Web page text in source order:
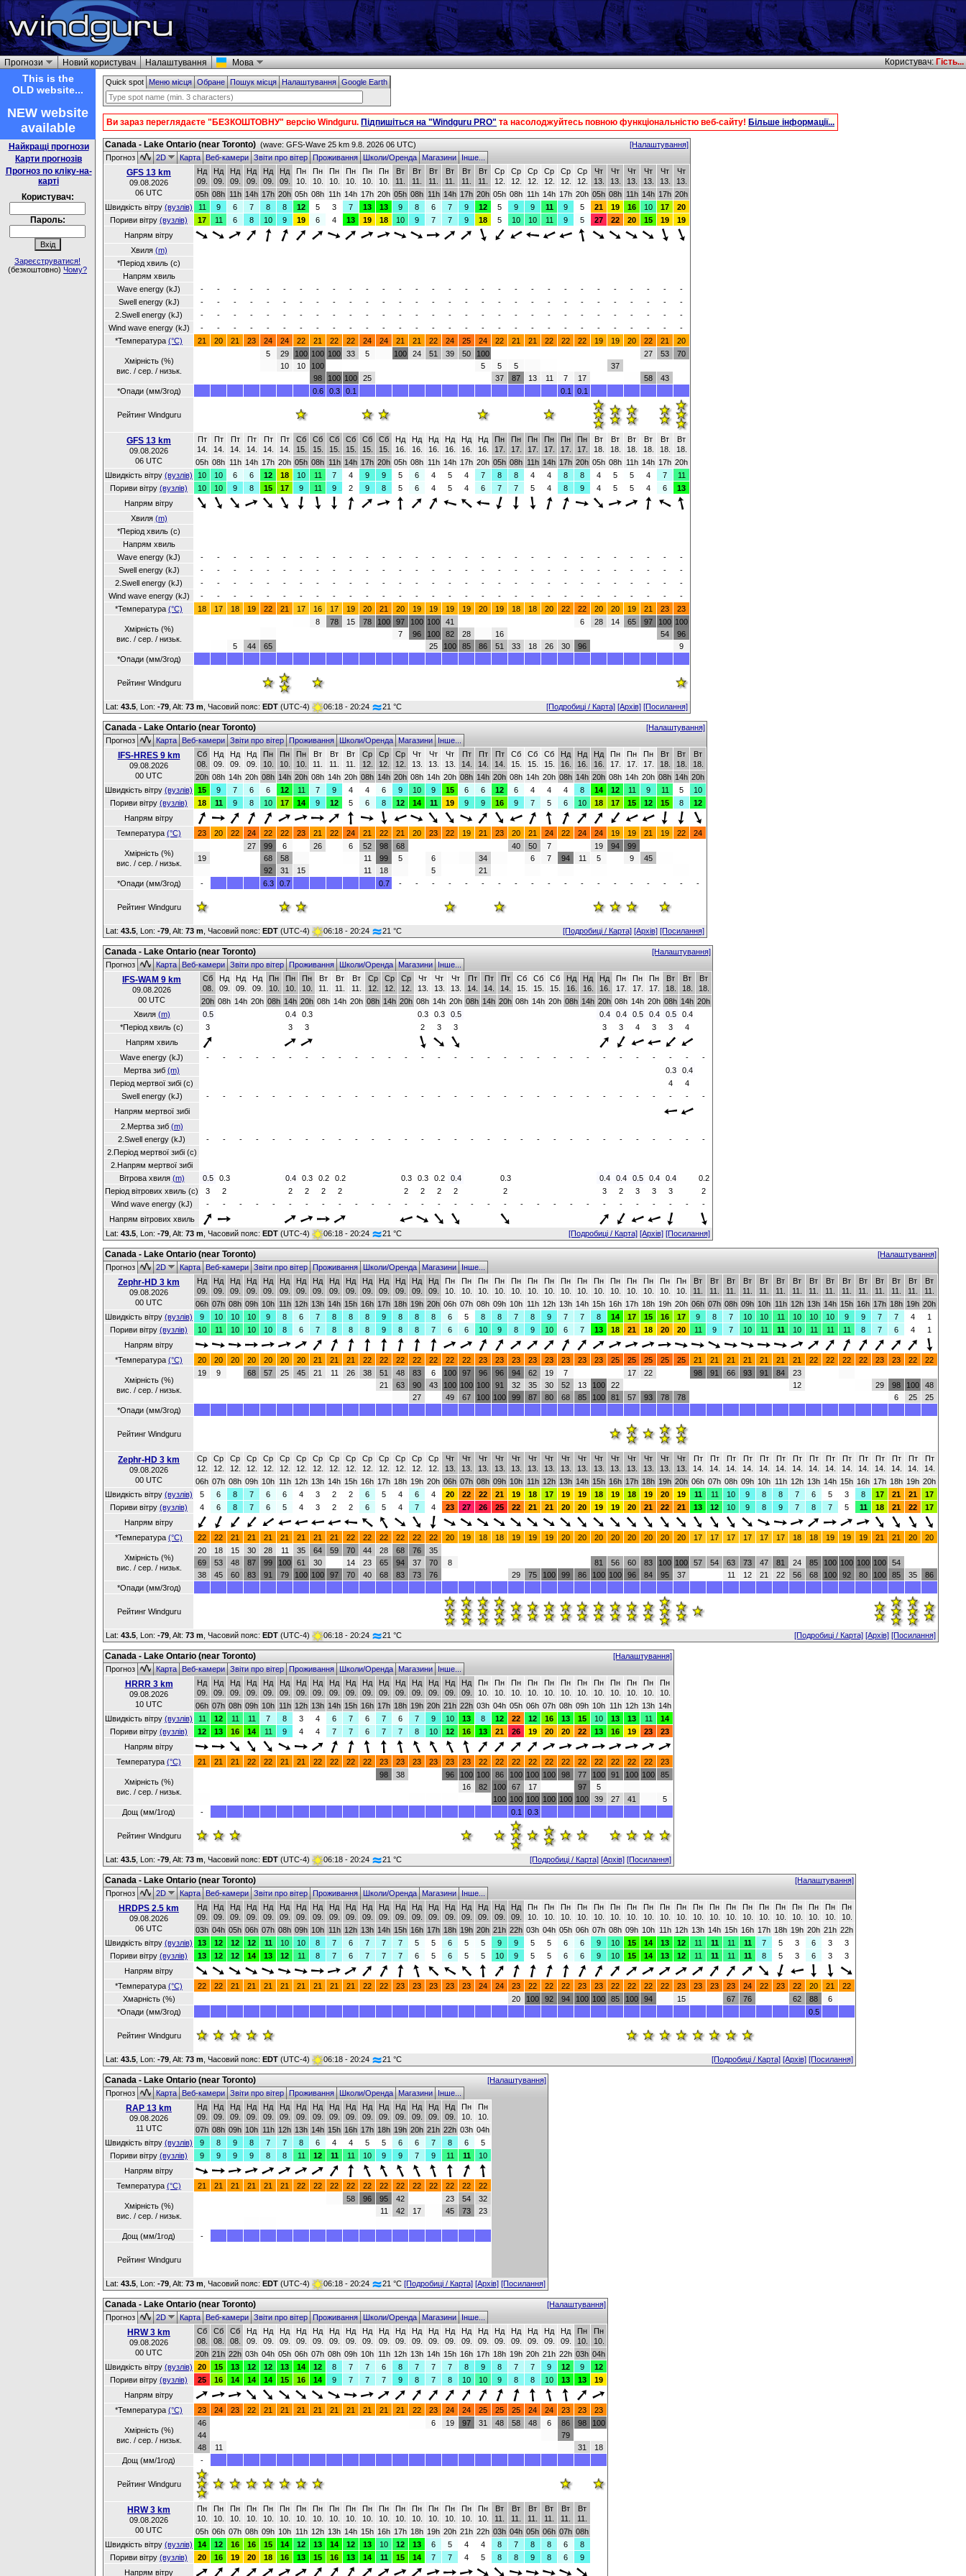
Прогнози Новий користувач Налаштування Мова Користувач:Гість...
This is the
OLD website...
NEW website
available
Найкращі прогнози
Карти прогнозів
Прогноз по кліку-на-
карті
Користувач:
Пароль:
Зареєструватися!
(безкоштовно) Чому?
Quick spot Меню місцяОбранеПошук місцяНалаштуванняGoogle Earth
Ви зараз переглядаєте "БЕЗКОШТОВНУ" версію Windguru. Підпишіться на "Windguru PRO" та насолоджуйтесь повною функціональністю веб-сайту! Більше інформації...
Canada - Lake Ontario (near Toronto) (wave: GFS-Wave 25 km 9.8. 2026 06 UTC)
[Налаштування]
Прогноз
2D КартаВеб-камериЗвіти про вітерПроживанняШколи/ОрендаМагазиниІнше...
GFS 13 km
09.08.2026
06 UTC
Нд
09.
Нд
09.
Нд
09.
Нд
09.
Нд
09.
Нд
09.
Пн
10.
Пн
10.
Пн
10.
Пн
10.
Пн
10.
Пн
10.
Вт
11.
Вт
11.
Вт
11.
Вт
11.
Вт
11.
Вт
11.
Ср
12.
Ср
12.
Ср
12.
Ср
12.
Ср
12.
Ср
12.
Чт
13.
Чт
13.
Чт
13.
Чт
13.
Чт
13.
Чт
13.
05h 08h 11h 14h 17h 20h 05h 08h 11h 14h 17h 20h 05h 08h 11h 14h 17h 20h 05h 08h 11h 14h 17h 20h 05h 08h 11h 14h 17h 20h
Швидкість вітру (вузлів) 11 9 6 7 8 8 12 5 3 7 13 13 9 8 6 7 9 12 5 9 9 11 9 5 21 19 16 10 17
20
Пориви вітру (вузлів) 17 11 6 8 10 9 19 6 4 13 19 18 10 9 7 7 9 18 5 10 10 11 9 5 27 22 20 15 19
19
Напрям вітру
Хвиля (m)
*Період хвиль (с)
Напрям хвиль
Wave energy (kJ)
- - - - - - - - - - - - - - - - - - - - - - - - - - - - -
-
Swell energy (kJ)
- - - - - - - - - - - - - - - - - - - - - - - - - - - - -
-
2.Swell energy (kJ)
- - - - - - - - - - - - - - - - - - - - - - - - - - - - -
-
Wind wave energy (kJ)
- - - - - - - - - - - - - - - - - - - - - - - - - - - - -
-
*Температура (°C) 21 20 21 23 24 24 22 21 22 22 24 24 21 21 22 24 25 24 22 21 21 22 22 22 19 19 20 22 21 20
Хмірність (%)
вис. / сер. / низьк.
5
29
10
100
10
100
100
98
100
100
33
100
5
25
100 24 51 39 50
100
5
5
37
5
87
13 11 7 17
37
27
58
53
43
70
*Опади (мм/3год) 0.6 0.3 0.1 0.1 0.1
Рейтинг Windguru
GFS 13 km
09.08.2026
06 UTC
Пт
14.
Пт
14.
Пт
14.
Пт
14.
Пт
14.
Пт
14.
Сб
15.
Сб
15.
Сб
15.
Сб
15.
Сб
15.
Сб
15.
Нд
16.
Нд
16.
Нд
16.
Нд
16.
Нд
16.
Нд
16.
Пн
17.
Пн
17.
Пн
17.
Пн
17.
Пн
17.
Пн
17.
Вт
18.
Вт
18.
Вт
18.
Вт
18.
Вт
18.
Вт
18.
05h 08h 11h 14h 17h 20h 05h 08h 11h 14h 17h 20h 05h 08h 11h 14h 17h 20h 05h 08h 11h 14h 17h 20h 05h 08h 11h 14h 17h 20h
Швидкість вітру (вузлів) 10 10 6 6 12 18 10 11 7 4 9 9 5 6 4 5 4 7 8 8 4 4 8 8 4 5 5 4 7
11
Пориви вітру (вузлів) 10 10 9 8 15 17 9 11 9 2 9 8 5 6 4 5 4 6 7 7 5 4 8 9 4 5 5 4 6
13
Напрям вітру
Хвиля (m)
*Період хвиль (с)
Напрям хвиль
Wave energy (kJ)
- - - - - - - - - - - - - - - - - - - - - - - - - - - - -
-
Swell energy (kJ)
- - - - - - - - - - - - - - - - - - - - - - - - - - - - -
-
2.Swell energy (kJ)
- - - - - - - - - - - - - - - - - - - - - - - - - - - - -
-
Wind wave energy (kJ)
- - - - - - - - - - - - - - - - - - - - - - - - - - - - -
-
*Температура (°C) 18 17 18 19 22 21 17 16 17 19 20 21 20 19 19 19 19 20 19 18 18 20 22 22 20 20 19 21 23 23
Хмірність (%)
вис. / сер. / низьк.
5
44 65
8 78 15 78 100
97
7
100
96
100
100
25
41
82
100
28
85
86
16
51
33 18 26 30
6
96
28 14 65 97
100
54
100
96
9
*Опади (мм/3год)
Рейтинг Windguru
Lat: 43.5 , Lon: -79 Alt: 73 m , Часовий пояс: EDT (UTC-4) 06:18 - 20:24 21 °C [Подробиці / Карта] [Архів] [Посилання]
Canada - Lake Ontario (near Toronto)
[Налаштування]
Прогноз
КартаВеб-камериЗвіти про вітерПроживанняШколи/ОрендаМагазиниІнше...
IFS-HRES 9 km
09.08.2026
00 UTC
Сб
08.
Нд
09.
Нд
09.
Нд
09.
Пн
10.
Пн
10.
Пн
10.
Вт
11.
Вт
11.
Вт
11.
Ср
12.
Ср
12.
Ср
12.
Чт
13.
Чт
13.
Чт
13.
Пт
14.
Пт
14.
Пт
14.
Сб
15.
Сб
15.
Сб
15.
Нд
16.
Нд
16.
Нд
16.
Пн
17.
Пн
17.
Пн
17.
Вт
18.
Вт
18.
Вт
18.
20h 08h 14h 20h 08h 14h 20h 08h 14h 20h 08h 14h 20h 08h 14h 20h 08h 14h 20h 08h 14h 20h 08h 14h 20h 08h 14h 20h 08h 14h 20h
Швидкість вітру (вузлів) 15 9 7 6 6 12 11 7 9 4 4 6 9 10 9 15 6 6 12 6 4 4 4 8 14 12 11 9 11 5
10
Пориви вітру (вузлів) 18 11 9 8 10 17 14 9 12 5 6 8 12 14 11 19 9 9 16 9 7 5 6 10 18 17 15 12 15 8
12
Напрям вітру
Температура (°C) 23 20 22 24 22 22 23 21 22 24 21 22 21 20 23 22 19 21 23 20 21 24 22 24 24 19 19 21 19 22 24
Хмірність (%)
вис. / сер. / низьк.
19
27
99
68
92
6
58
31
15
26 6
52
11
11
98
99
18
68
5
6
5
34
21
40
50
6
7
7
94 11
19
5
94
99
9
45
*Опади (мм/3год) - 6.3 0.7 0.7 - - - - - - - - - - - - - - - - - - -
Рейтинг Windguru
Lat: 43.5 , Lon: -79 Alt: 73 m , Часовий пояс: EDT (UTC-4) 06:18 - 20:24 21 °C [Подробиці / Карта] [Архів] [Посилання]
Canada - Lake Ontario (near Toronto)
[Налаштування]
Прогноз
КартаВеб-камериЗвіти про вітерПроживанняШколи/ОрендаМагазиниІнше...
IFS-WAM 9 km
09.08.2026
00 UTC
Сб
08.
Нд
09.
Нд
09.
Нд
09.
Пн
10.
Пн
10.
Пн
10.
Вт
11.
Вт
11.
Вт
11.
Ср
12.
Ср
12.
Ср
12.
Чт
13.
Чт
13.
Чт
13.
Пт
14.
Пт
14.
Пт
14.
Сб
15.
Сб
15.
Сб
15.
Нд
16.
Нд
16.
Нд
16.
Пн
17.
Пн
17.
Пн
17.
Вт
18.
Вт
18.
Вт
18.
20h 08h 14h 20h 08h 14h 20h 08h 14h 20h 08h 14h 20h 08h 14h 20h 08h 14h 20h 08h 14h 20h 08h 14h 20h 08h 14h 20h 08h 14h 20h
Хвиля (m) 0.5 0.4 0.3 0.3 0.3 0.5 0.4 0.4 0.5 0.4 0.5
0.4
*Період хвиль (с)
3 3 3 2 3 3 3 3 4 3 3
4
Напрям хвиль
Wave energy (kJ)
- - - - - - - - - - - - - - - - - - - - - - - - - - - - - -
-
Мертва зиб (m) 0.3
0.4
Період мертвої зибі (с)
4
4
Swell energy (kJ)
- - - - - - - - - - - - - - - - - - - - - - - - - - - - - -
-
Напрям мертвої зибі
2.Мертва зиб (m)
2.Swell energy (kJ)
- - - - - - - - - - - - - - - - - - - - - - - - - - - - - -
-
2.Період мертвої зибі (с)
2.Напрям мертвої зибі
Вітрова хвиля (m) 0.5 0.3 0.4 0.3 0.2 0.2 0.3 0.3 0.2 0.4 0.3 0.4 0.4 0.5 0.4 0.4
0.2
Період вітрових хвиль (с)
3 2 2 2 2 2 2 2 2 2 2 3 2 3 3 3
2
Wind wave energy (kJ)
- - - - - - - - - - - - - - - - - - - - - - - - - - - - - -
-
Напрям вітрових хвиль
Lat: 43.5 , Lon: -79 Alt: 73 m , Часовий пояс: EDT (UTC-4) 06:18 - 20:24 21 °C [Подробиці / Карта] [Архів] [Посилання]
Canada - Lake Ontario (near Toronto)
[Налаштування]
Прогноз
2D КартаВеб-камериЗвіти про вітерПроживанняШколи/ОрендаМагазиниІнше...
Zephr-HD 3 km
09.08.2026
00 UTC
Нд
09.
Нд
09.
Нд
09.
Нд
09.
Нд
09.
Нд
09.
Нд
09.
Нд
09.
Нд
09.
Нд
09.
Нд
09.
Нд
09.
Нд
09.
Нд
09.
Нд
09.
Пн
10.
Пн
10.
Пн
10.
Пн
10.
Пн
10.
Пн
10.
Пн
10.
Пн
10.
Пн
10.
Пн
10.
Пн
10.
Пн
10.
Пн
10.
Пн
10.
Пн
10.
Вт
11.
Вт
11.
Вт
11.
Вт
11.
Вт
11.
Вт
11.
Вт
11.
Вт
11.
Вт
11.
Вт
11.
Вт
11.
Вт
11.
Вт
11.
Вт
11.
Вт
11.
06h 07h 08h 09h 10h 11h 12h 13h 14h 15h 16h 17h 18h 19h 20h 06h 07h 08h 09h 10h 11h 12h 13h 14h 15h 16h 17h 18h 19h 20h 06h 07h 08h 09h 10h 11h 12h 13h 14h 15h 16h 17h 18h 19h 20h
Швидкість вітру (вузлів) 9 10 10 10 9 8 6 7 8 8 8 9 8 8 8 6 5 8 8 7 8 9 7 7 8 14 17 15 16 17 9 8 7 10 10 11 10 10 10 9 9 7 7 4
1
Пориви вітру (вузлів) 10 11 10 10 10 8 6 7 8 8 8 9 8 8 7 6 6 10 9 8 9 10 6 7 13 18 21 18 20 20 11 9 7 10 11 11 10 11 11 11 8 7 6 4
1
Напрям вітру
*Температура (°C) 20 20 20 20 20 20 20 21 21 21 22 22 22 22 22 22 22 23 23 23 23 23 23 23 23 25 25 25 25 25 21 21 21 21 21 21 21 22 22 22 22 23 23 22 22
Хмірність (%)
вис. / сер. / низьк.
19 9 68 57 25 45 21 11 26 38
51
21
48
63
83
90
27
6
43
100
100
49
97
100
67
96
100
100
96
91
100
94
32
99
62
35
87
19
30
80
7
52
68
13
85
100
100
22
81
17
57
22
93 78 78
98 91 66 93 91 84
23
12
29
98
6
100
25
48
25
*Опади (мм/3год)
Рейтинг Windguru
Zephr-HD 3 km
09.08.2026
00 UTC
Ср
12.
Ср
12.
Ср
12.
Ср
12.
Ср
12.
Ср
12.
Ср
12.
Ср
12.
Ср
12.
Ср
12.
Ср
12.
Ср
12.
Ср
12.
Ср
12.
Ср
12.
Чт
13.
Чт
13.
Чт
13.
Чт
13.
Чт
13.
Чт
13.
Чт
13.
Чт
13.
Чт
13.
Чт
13.
Чт
13.
Чт
13.
Чт
13.
Чт
13.
Чт
13.
Пт
14.
Пт
14.
Пт
14.
Пт
14.
Пт
14.
Пт
14.
Пт
14.
Пт
14.
Пт
14.
Пт
14.
Пт
14.
Пт
14.
Пт
14.
Пт
14.
Пт
14.
06h 07h 08h 09h 10h 11h 12h 13h 14h 15h 16h 17h 18h 19h 20h 06h 07h 08h 09h 10h 11h 12h 13h 14h 15h 16h 17h 18h 19h 20h 06h 07h 08h 09h 10h 11h 12h 13h 14h 15h 16h 17h 18h 19h 20h
Швидкість вітру (вузлів) 5 6 8 7 6 6 4 3 2 2 6 5 4 6 4 20 22 22 21 19 18 17 19 19 18 19 18 19 20 19 11 11 10 9 8 8 7 6 5 3 8 17 21 21
17
Пориви вітру (вузлів) 4 6 8 7 6 5 4 3 2 2 6 5 4 7 4 23 27 26 25 22 21 21 20 20 19 19 20 21 22 21 13 12 10 9 8 9 7 8 7 5 11 18 21 22
17
Напрям вітру
*Температура (°C) 22 22 21 21 21 21 21 21 21 22 22 22 22 22 22 20 19 18 18 19 19 19 20 20 20 20 20 20 20 20 17 17 17 17 17 17 18 18 19 19 19 21 21 20 20
Хмірність (%)
вис. / сер. / низьк.
20
69
38
18
53
45
15
48
60
30
87
83
28
99
91
11
100
79
35
61
100
64
30
100
59
97
70
14
70
44
23
40
28
65
68
68
94
83
76
37
73
35
70
76
8
29
75 100 99 86
81
100
56
100
60
96
83
84
100
95
100
37
57 54
63
11
73
12
47
21
81
22
24
56
85
68
100
100
100
92
100
80
100
100
54
85
35
86
*Опади (мм/3год)
Рейтинг Windguru
Lat: 43.5 , Lon: -79 Alt: 73 m , Часовий пояс: EDT (UTC-4) 06:18 - 20:24 21 °C [Подробиці / Карта] [Архів] [Посилання]
Canada - Lake Ontario (near Toronto)
[Налаштування]
Прогноз
КартаВеб-камериЗвіти про вітерПроживанняШколи/ОрендаМагазиниІнше...
HRRR 3 km
09.08.2026
10 UTC
Нд
09.
Нд
09.
Нд
09.
Нд
09.
Нд
09.
Нд
09.
Нд
09.
Нд
09.
Нд
09.
Нд
09.
Нд
09.
Нд
09.
Нд
09.
Нд
09.
Нд
09.
Нд
09.
Нд
09.
Пн
10.
Пн
10.
Пн
10.
Пн
10.
Пн
10.
Пн
10.
Пн
10.
Пн
10.
Пн
10.
Пн
10.
Пн
10.
Пн
10.
06h 07h 08h 09h 10h 11h 12h 13h 14h 15h 16h 17h 18h 19h 20h 21h 22h 03h 04h 05h 06h 07h 08h 09h 10h 11h 12h 13h 14h
Швидкість вітру (вузлів) 11 12 11 11 7 8 3 4 6 7 6 7 6 7 9 10 13 8 12 22 12 16 13 15 10 13 13 11
14
Пориви вітру (вузлів) 12 13 16 14 11 9 4 4 7 7 6 7 7 8 10 12 16 13 21 26 19 20 20 22 13 16 19 23
23
Напрям вітру
Температура (°C) 21 21 21 22 22 21 21 22 22 22 22 23 23 23 23 23 23 22 22 22 22 22 22 22 22 22 22 22 23
Хмірність (%)
вис. / сер. / низьк.
98 38 96
100
16
100
82
86
100
100
100
67
100
100
17
100
100
100
98
100
77
97
100
100
5
39
91
27
100
41
100 85
5
Дощ (мм/1год)
- 0.1 0.3
Рейтинг Windguru
Lat: 43.5 , Lon: -79 Alt: 73 m , Часовий пояс: EDT (UTC-4) 06:18 - 20:24 21 °C [Подробиці / Карта] [Архів] [Посилання]
Canada - Lake Ontario (near Toronto)
[Налаштування]
Прогноз
2D КартаВеб-камериЗвіти про вітерПроживанняШколи/ОрендаМагазиниІнше...
HRDPS 2.5 km
09.08.2026
06 UTC
Нд
09.
Нд
09.
Нд
09.
Нд
09.
Нд
09.
Нд
09.
Нд
09.
Нд
09.
Нд
09.
Нд
09.
Нд
09.
Нд
09.
Нд
09.
Нд
09.
Нд
09.
Нд
09.
Нд
09.
Нд
09.
Нд
09.
Нд
09.
Пн
10.
Пн
10.
Пн
10.
Пн
10.
Пн
10.
Пн
10.
Пн
10.
Пн
10.
Пн
10.
Пн
10.
Пн
10.
Пн
10.
Пн
10.
Пн
10.
Пн
10.
Пн
10.
Пн
10.
Пн
10.
Пн
10.
Пн
10.
03h 04h 05h 06h 07h 08h 09h 10h 11h 12h 13h 14h 15h 16h 17h 18h 19h 20h 21h 22h 03h 04h 05h 06h 07h 08h 09h 10h 11h 12h 13h 14h 15h 16h 17h 18h 19h 20h 21h 22h
Швидкість вітру (вузлів) 13 12 12 12 11 10 10 8 7 6 7 7 7 5 5 6 5 5 9 9 5 5 6 6 9 10 15 14 13 12 11 11 11 11 7 5 3 6 3
3
Пориви вітру (вузлів) 13 12 12 14 13 12 11 8 7 6 7 7 7 6 5 6 5 5 10 9 5 5 6 6 9 10 15 14 13 12 11 11 11 11 8 5 3 6 3
3
Напрям вітру
*Температура (°C) 22 22 21 21 21 21 21 21 21 21 22 22 23 23 23 23 23 24 24 23 22 22 22 23 23 22 22 22 22 23 23 23 23 24 22 23 22 20 21
22
Хмарність (%)
20 100 92 94 100 100 85 100 94 15 67 76 62 88
6
*Опади (мм/3год)
0.5
Рейтинг Windguru
Lat: 43.5 , Lon: -79 Alt: 73 m , Часовий пояс: EDT (UTC-4) 06:18 - 20:24 21 °C [Подробиці / Карта] [Архів] [Посилання]
Canada - Lake Ontario (near Toronto)
[Налаштування]
Прогноз
КартаВеб-камериЗвіти про вітерПроживанняШколи/ОрендаМагазиниІнше...
RAP 13 km
09.08.2026
11 UTC
Нд
09.
Нд
09.
Нд
09.
Нд
09.
Нд
09.
Нд
09.
Нд
09.
Нд
09.
Нд
09.
Нд
09.
Нд
09.
Нд
09.
Нд
09.
Нд
09.
Нд
09.
Нд
09.
Пн
10.
Пн
10.
07h 08h 09h 10h 11h 12h 13h 14h 15h 16h 17h 18h 19h 20h 21h 22h 03h 04h
Швидкість вітру (вузлів) 9 8 9 8 7 7 8 6 4 4 5 5 6 6 7 8 6
5
Пориви вітру (вузлів) 9 9 9 9 8 8 11 12 11 11 10 9 9 7 9 11 11
10
Напрям вітру
Температура (°C) 21 21 21 21 21 21 22 22 22 22 22 22 22 22 22 22 22 22
Хмірність (%)
вис. / сер. / низьк.
58 96
95
11
42
42
17
23
45
54
73
32
23
Дощ (мм/1год) -
Рейтинг Windguru
Lat: 43.5 , Lon: -79 Alt: 73 m , Часовий пояс: EDT (UTC-4) 06:18 - 20:24 21 °C [Подробиці / Карта] [Архів] [Посилання]
Canada - Lake Ontario (near Toronto)
[Налаштування]
Прогноз
2D КартаВеб-камериЗвіти про вітерПроживанняШколи/ОрендаМагазиниІнше...
HRW 3 km
09.08.2026
00 UTC
Сб
08.
Сб
08.
Сб
08.
Нд
09.
Нд
09.
Нд
09.
Нд
09.
Нд
09.
Нд
09.
Нд
09.
Нд
09.
Нд
09.
Нд
09.
Нд
09.
Нд
09.
Нд
09.
Нд
09.
Нд
09.
Нд
09.
Нд
09.
Нд
09.
Нд
09.
Нд
09.
Пн
10.
Пн
10.
20h 21h 22h 03h 04h 05h 06h 07h 08h 09h 10h 11h 12h 13h 14h 15h 16h 17h 18h 19h 20h 21h 22h 03h 04h
Швидкість вітру (вузлів) 20 15 13 12 12 13 14 12 8 7 7 6 8 7 7 7 8 9 8 7 7 9 12 9
12
Пориви вітру (вузлів) 25 16 14 14 14 15 16 14 9 7 7 7 9 8 7 8 10 10 9 8 8 10 13 13
19
Напрям вітру
*Температура (°C) 23 24 23 22 21 21 21 21 21 21 21 21 21 22 23 24 24 25 25 25 24 24 23 23 23
Хмірність (%)
вис. / сер. / низьк.
46
44
48
11
6 19 97 31 48 58 48 6
86
79
98
31
100
18
Дощ (мм/1год)
-
Рейтинг Windguru
HRW 3 km
09.08.2026
00 UTC
Пн
10.
Пн
10.
Пн
10.
Пн
10.
Пн
10.
Пн
10.
Пн
10.
Пн
10.
Пн
10.
Пн
10.
Пн
10.
Пн
10.
Пн
10.
Пн
10.
Пн
10.
Пн
10.
Пн
10.
Пн
10.
Вт
11.
Вт
11.
Вт
11.
Вт
11.
Вт
11.
Вт
11.
05h 06h 07h 08h 09h 10h 11h 12h 13h 14h 15h 16h 17h 18h 19h 20h 21h 22h 03h 04h 05h 06h 07h 08h
Швидкість вітру (вузлів) 14 12 16 16 15 14 12 13 14 12 13 10 12 13 6 5 4 4 8 7 8 8 6
8
Пориви вітру (вузлів) 20 16 19 20 18 16 13 15 16 13 14 11 15 14 7 7 4 5 8 8 9 8 6
9
Напрям вітру